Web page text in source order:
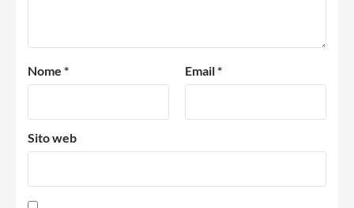
Nome * Email*
Sito web